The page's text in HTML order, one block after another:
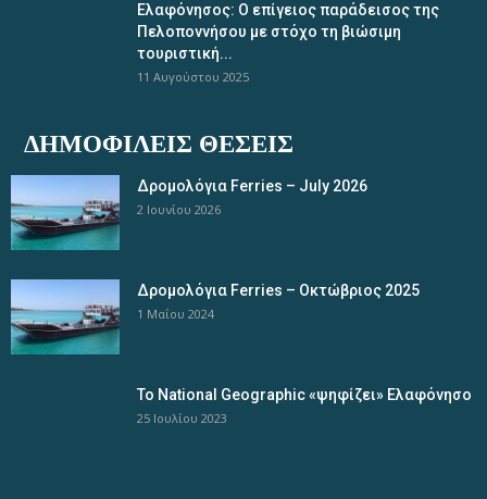
Ελαφόνησος: Ο επίγειος παράδεισος της
Πελοποννήσου με στόχο τη βιώσιμη
τουριστική...
11 Αυγούστου 2025
ΔΗΜΟΦΙΛΕΊΣ ΘΈΣΕΙΣ
Δρομολόγια Ferries – July 2026
2 Ιουνίου 2026
Δρομολόγια Ferries – Οκτώβριος 2025
1 Μαΐου 2024
Το National Geographic «ψηφίζει» Ελαφόνησο
25 Ιουλίου 2023